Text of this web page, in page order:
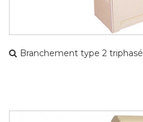
Branchement type 2 triphasé